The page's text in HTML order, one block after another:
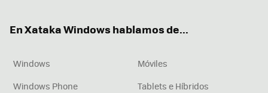
En Xataka Windows hablamos de...
Windows
Móviles
Windows Phone
Tablets e Híbridos